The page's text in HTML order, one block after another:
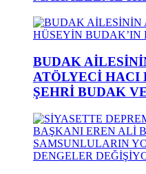
BUDAK
ATÖLYECİ HACI
ŞEHRİ BUDAK